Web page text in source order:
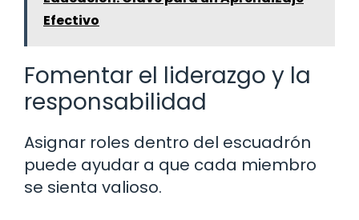
Efectivo
Fomentar el liderazgo y la
responsabilidad
Asignar roles dentro del escuadrón
puede ayudar a que cada miembro
se sienta valioso.